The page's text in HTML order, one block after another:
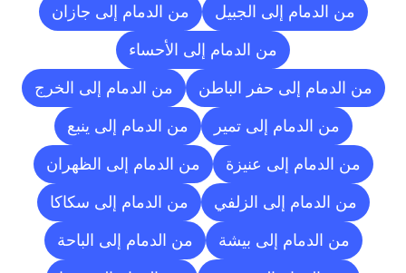
من الدمام إلى الجبيل من الدمام إلى جازان
من الدمام إلى الأحساء
من الدمام إلى حفر الباطن من الدمام إلى الخرج
من الدمام إلى تمير من الدمام إلى ينبع
من الدمام إلى عنيزة من الدمام إلى الظهران
من الدمام إلى الزلفي من الدمام إلى سكاكا
من الدمام إلى بيشة من الدمام إلى الباحة